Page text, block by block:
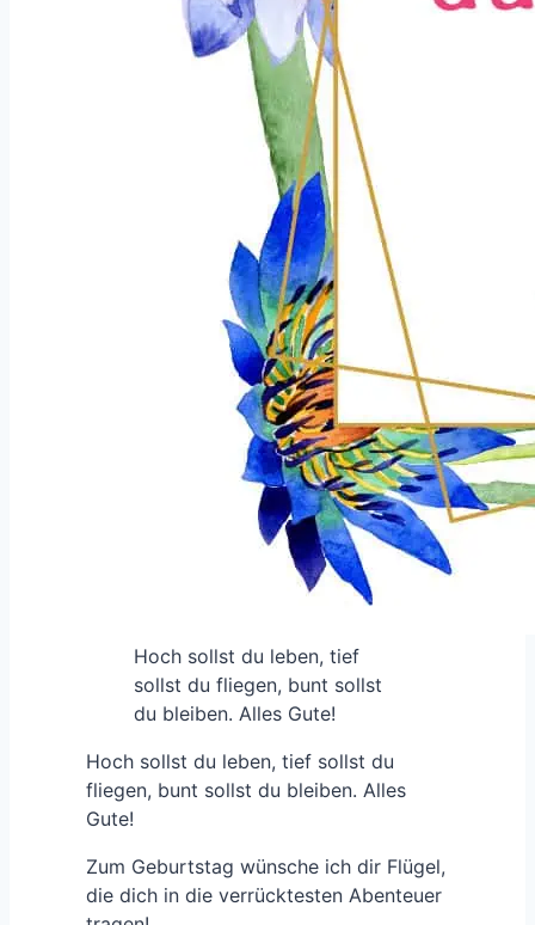
Hoch sollst du leben, tief
sollst du fliegen, bunt sollst
du bleiben. Alles Gute!
Hoch sollst du leben, tief sollst du
fliegen, bunt sollst du bleiben. Alles
Gute!
Zum Geburtstag wünsche ich dir Flügel,
die dich in die verrücktesten Abenteuer